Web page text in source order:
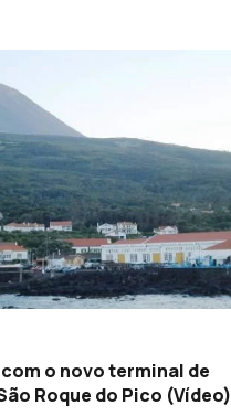
o novo terminal de
Roque do Pico (Vídeo)